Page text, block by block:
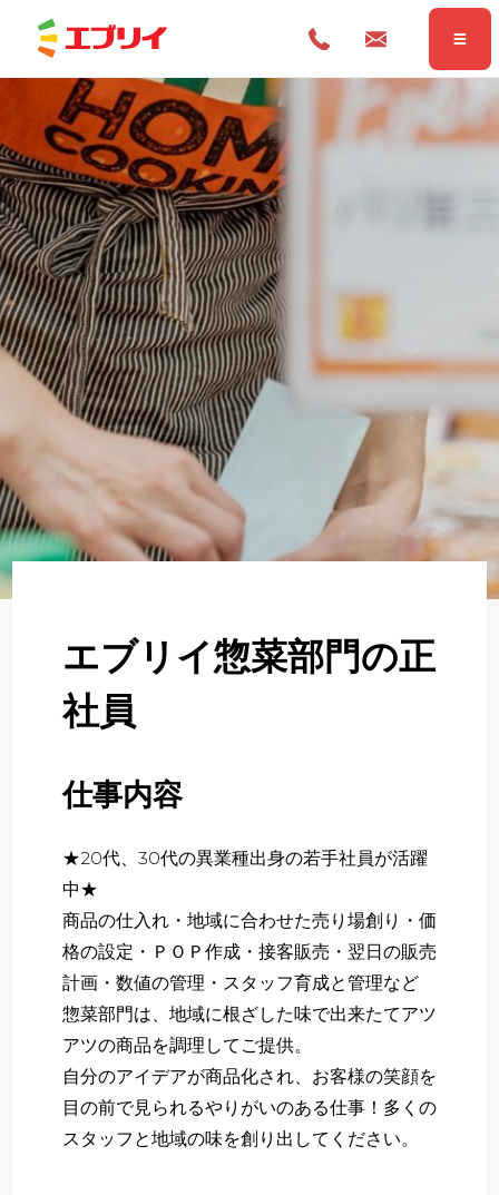
Home ホーム
News お知らせ
About 企業について
Partner
Newer
いますぐ応募する
エブリイ惣菜部門の正
社員
仕事内容
★20代、30代の異業種出身の若手社員が活躍
中★
商品の仕入れ・地域に合わせた売り場創り・価
格の設定・ＰＯＰ作成・接客販売・翌日の販売
計画・数値の管理・スタッフ育成と管理など
惣菜部門は、地域に根ざした味で出来たてアツ
アツの商品を調理してご提供。
自分のアイデアが商品化され、お客様の笑顔を
目の前で見られるやりがいのある仕事！多くの
スタッフと地域の味を創り出してください。